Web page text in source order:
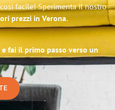
facile! Sperimenta il nostro
prezzi in Verona.
fai il primo passo verso un